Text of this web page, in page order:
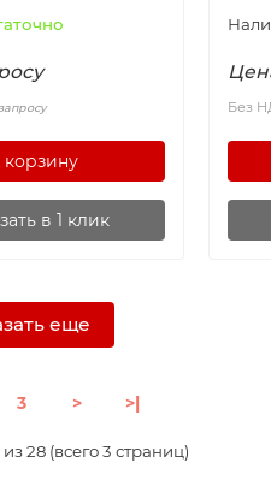
корзину
в 1 клик
Без
еще
3 > >|
28 (всего 3 страниц)